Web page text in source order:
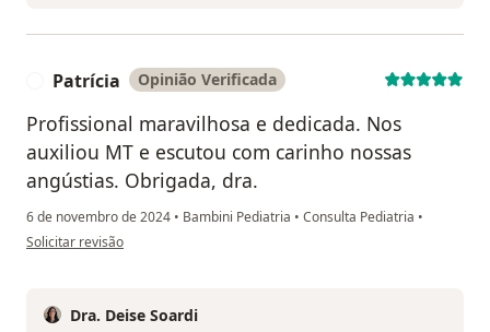
Patrícia Opinião Verificada
Profissional maravilhosa e dedicada. Nos
auxiliou MT e escutou com carinho nossas
angústias. Obrigada, dra.
6 de novembro de 2024 • Bambini Pediatria • Consulta Pediatria •
na opinião do utilizador Patrícia
Solicitar revisão
Dra. Deise Soardi